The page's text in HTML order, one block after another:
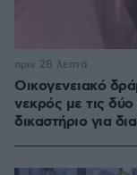
Οικογενειακό
νεκρός με τις
δικαστήριο για
πριν 28 λεπτά